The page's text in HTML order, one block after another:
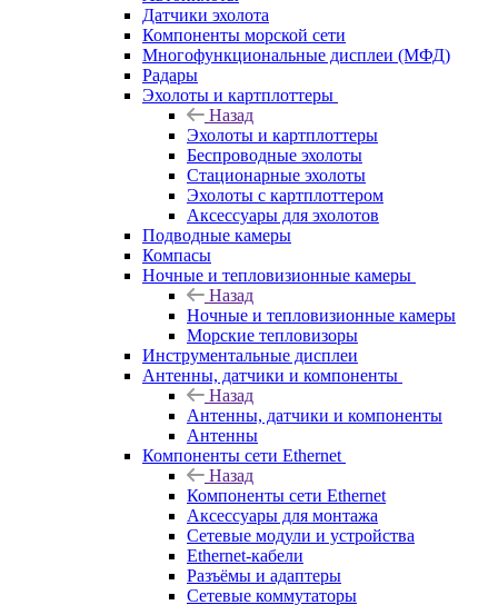
Датчики эхолота
Компоненты морской сети
Многофункциональные дисплеи (МФД)
Радары
Эхолоты и картплоттеры
Назад
Эхолоты и картплоттеры
Беспроводные эхолоты
Стационарные эхолоты
Эхолоты с картплоттером
Аксессуары для эхолотов
Подводные камеры
Компасы
Ночные и тепловизионные камеры
Назад
Ночные и тепловизионные камеры
Морские тепловизоры
Инструментальные дисплеи
Антенны, датчики и компоненты
Назад
Антенны, датчики и компоненты
Антенны
Компоненты сети Ethernet
Назад
Компоненты сети Ethernet
Аксессуары для монтажа
Сетевые модули и устройства
Ethernet-кабели
Разъёмы и адаптеры
Сетевые коммутаторы